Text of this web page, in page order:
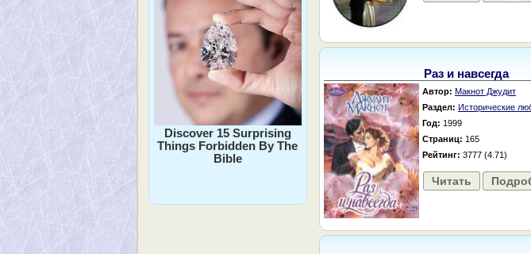
Discover 15 Surprising
Things Forbidden By The
Bible
Раз и навсегда
Автор: Макнот Джудит
Раздел: Исторические
Год: 1999
Страниц: 165
Рейтинг: 3777 (4.71)
Читать